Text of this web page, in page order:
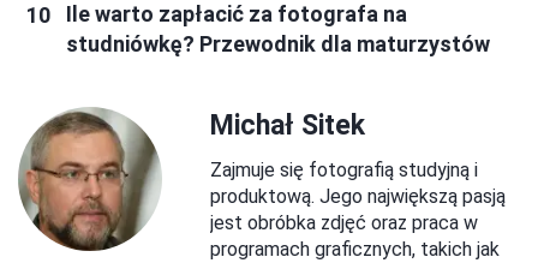
Ile warto zapłacić za fotografa na
studniówkę? Przewodnik dla maturzystów
Michał Sitek
Zajmuje się fotografią studyjną i
produktową. Jego największą pasją
jest obróbka zdjęć oraz praca w
programach graficznych, takich jak